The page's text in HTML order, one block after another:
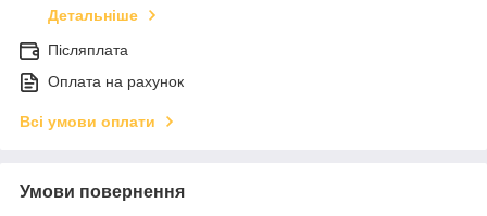
Детальніше
Післяплата
Оплата на рахунок
Всі умови оплати
Умови повернення